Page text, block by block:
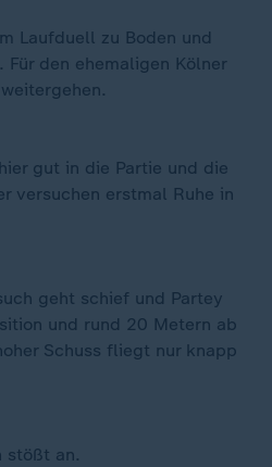
Laufduell zu Boden und
den ehemaligen Kölner
gut in die Partie und die
versuchen erstmal Ruhe in
geht schief und Partey
und rund 20 Metern ab
Schuss fliegt nur knapp
stößt an.